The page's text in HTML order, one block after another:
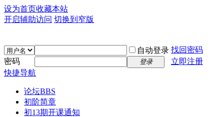
设为首页收藏本站
开启辅助访问 切换到窄版
自动登录 找回密码
密码
登录
立即注册
快捷导航
论坛BBS
初阶简章
初13期开课通知